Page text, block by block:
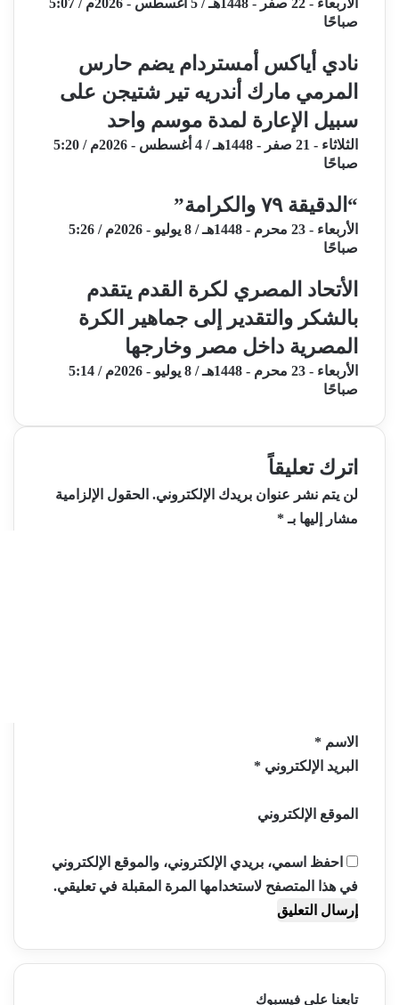
الأربعاء - 22 صفر - 1448هـ / 5 أغسطس - 2026م / 5:07
صباحًا
نادي أياكس أمستردام يضم حارس
المرمي مارك أندريه تير شتيجن على
سبيل الإعارة لمدة موسم واحد
الثلاثاء - 21 صفر - 1448هـ / 4 أغسطس - 2026م / 5:20
صباحًا
“الدقيقة ٧٩ والكرامة”
الأربعاء - 23 محرم - 1448هـ / 8 يوليو - 2026م / 5:26
صباحًا
الأتحاد المصري لكرة القدم يتقدم
بالشكر والتقدير إلى جماهير الكرة
المصرية داخل مصر وخارجها
الأربعاء - 23 محرم - 1448هـ / 8 يوليو - 2026م / 5:14
صباحًا
اترك تعليقاً
لن يتم نشر عنوان بريدك الإلكتروني. الحقول الإلزامية
مشار إليها بـ *
الاسم *
البريد الإلكتروني *
الموقع الإلكتروني
احفظ اسمي، بريدي الإلكتروني، والموقع الإلكتروني
في هذا المتصفح لاستخدامها المرة المقبلة في تعليقي.
تابعنا على فيسبوك